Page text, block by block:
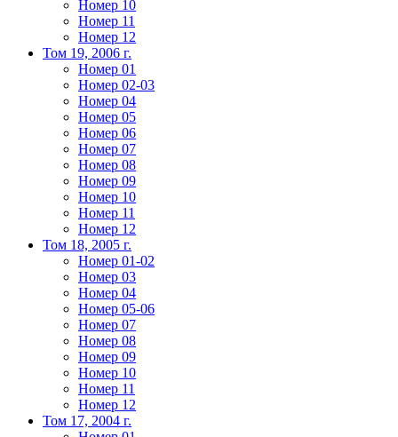
Номер 10
Номер 11
Номер 12
Том 19, 2006 г.
Номер 01
Номер 02-03
Номер 04
Номер 05
Номер 06
Номер 07
Номер 08
Номер 09
Номер 10
Номер 11
Номер 12
Том 18, 2005 г.
Номер 01-02
Номер 03
Номер 04
Номер 05-06
Номер 07
Номер 08
Номер 09
Номер 10
Номер 11
Номер 12
Том 17, 2004 г.